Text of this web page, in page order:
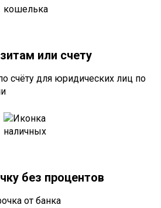
или счету
счёту для юридических лиц по
без процентов
от банка